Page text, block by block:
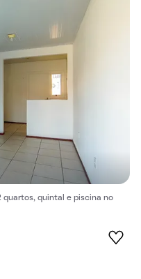
quartos, quintal e piscina no